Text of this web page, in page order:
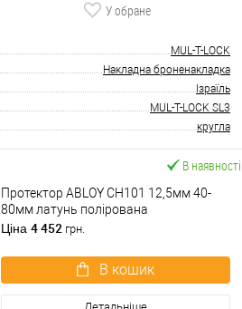
У обране
MUL-T-LOCK
Накладна броненакладка
Ізраїль
MUL-T-LOCK SL3
кругла
В наявності
Протектор ABLOY CH101 12,5мм 40-
80мм латунь полірована
Ціна 4 452 грн.
В кошик